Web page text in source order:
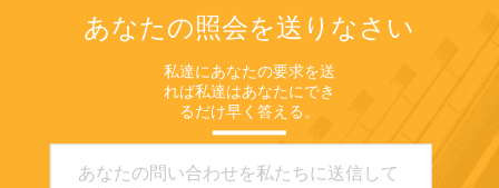
あなたの照会を送りなさい
私達にあなたの要求を送
れば私達はあなたにでき
るだけ早く答える。